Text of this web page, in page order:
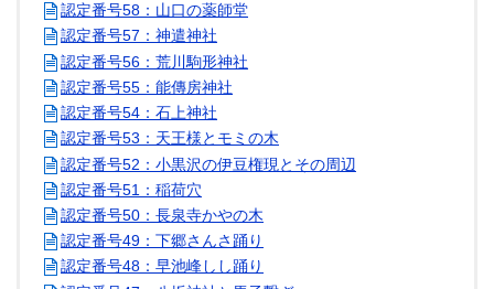
認定番号58：山口の薬師堂
認定番号57：神遣神社
認定番号56：荒川駒形神社
認定番号55：能傳房神社
認定番号54：石上神社
認定番号53：天王様とモミの木
認定番号52：小黒沢の伊豆権現とその周辺
認定番号51：稲荷穴
認定番号50：長泉寺かやの木
認定番号49：下郷さんさ踊り
認定番号48：早池峰しし踊り